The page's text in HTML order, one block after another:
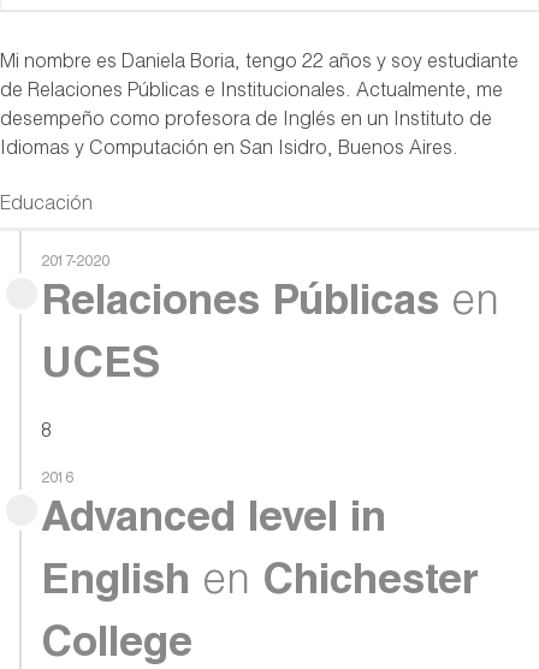
Mi nombre es Daniela Boria, tengo 22 años y soy estudiante
de Relaciones Públicas e Institucionales. Actualmente, me
desempeño como profesora de Inglés en un Instituto de
Idiomas y Computación en San Isidro, Buenos Aires.
Educación
2017-2020
Relaciones Públicas en
UCES
8
2016
Advanced level in
English en Chichester
College